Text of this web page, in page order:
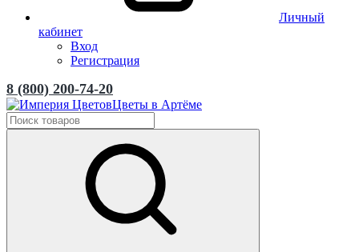
Личный
кабинет
Вход
Регистрация
8 (800) 200-74-20
Цветы в Артёме